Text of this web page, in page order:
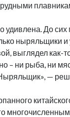
удивлена. До сих
ныряльщики и
выглядел как-
– ни рыба, ни
—